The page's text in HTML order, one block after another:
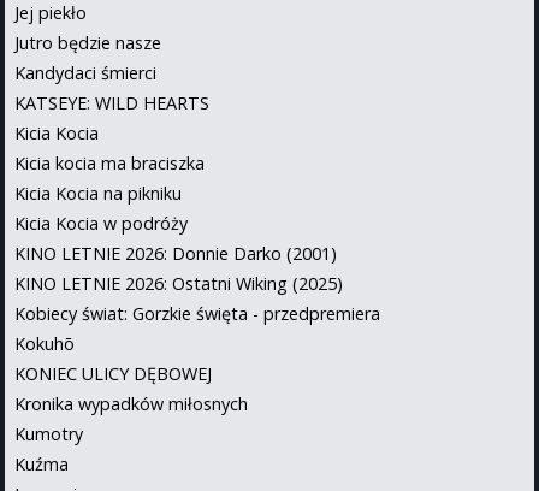
Jej piekło
Jutro będzie nasze
Kandydaci śmierci
KATSEYE: WILD HEARTS
Kicia Kocia
Kicia kocia ma braciszka
Kicia Kocia na pikniku
Kicia Kocia w podróży
KINO LETNIE 2026: Donnie Darko (2001)
KINO LETNIE 2026: Ostatni Wiking (2025)
Kobiecy świat: Gorzkie święta - przedpremiera
Kokuhō
KONIEC ULICY DĘBOWEJ
Kronika wypadków miłosnych
Kumotry
Kuźma